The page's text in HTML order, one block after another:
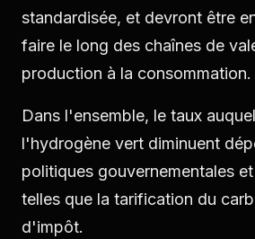
standardisée, et devront être
faire le long des chaînes de
production à la consommation.
Dans l'ensemble, le taux
l'hydrogène vert diminuent
politiques gouvernementales
telles que la tarification du
d'impôt.